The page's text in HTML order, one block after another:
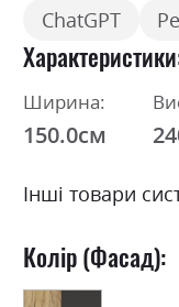
ChatGPT
Характеристики
Ширина:
150.0см
Інші товари
Колір (Фасад):